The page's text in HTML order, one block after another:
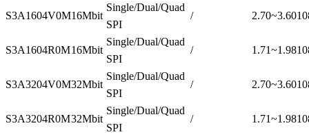
S3A1604V0M16Mbit
Single/Dual/Quad
SPI
/ 2.70~3.60
S3A1604R0M16Mbit
Single/Dual/Quad
SPI
/ 1.71~1.98
S3A3204V0M32Mbit
Single/Dual/Quad
SPI
/ 2.70~3.60
S3A3204R0M32Mbit
Single/Dual/Quad
SPI
/ 1.71~1.98